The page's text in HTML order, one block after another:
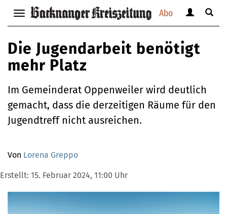
Abo
Navigation
anzeigen
bzw.
verbergen
anzeigen
verbergen
Suche
Die Jugendarbeit benötigt
mehr Platz
Im Gemeinderat Oppenweiler wird deutlich
gemacht, dass die derzeitigen Räume für den
Jugendtreff nicht ausreichen.
Von Lorena Greppo
Erstellt: 15. Februar 2024, 11:00 Uhr